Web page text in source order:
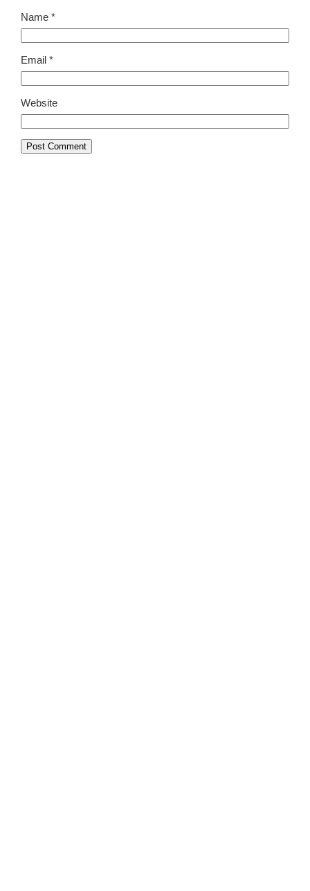
Name*
Email*
Website